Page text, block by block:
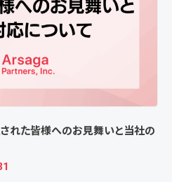
れた皆様へのお見舞いと当社の